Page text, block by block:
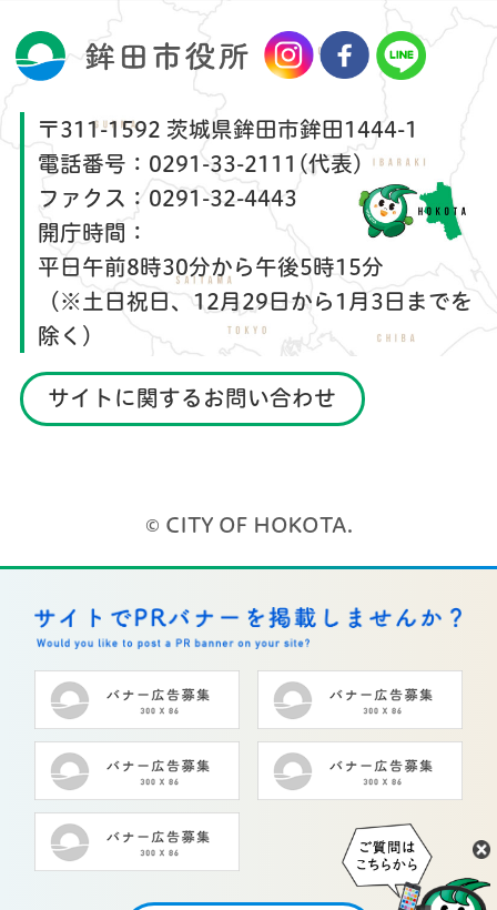
〒311-1592 茨城県鉾田市鉾田1444-1
電話番号： 0291-33-2111(代表)
ファクス： 0291-32-4443
開庁時間：
平日午前8時30分から午後5時15分
（※土日祝日、12月29日から1月3日までを
除く）
サイトに関するお問い合わせ
© CITY OF HOKOTA.